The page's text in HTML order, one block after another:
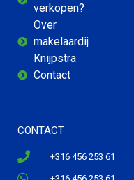
verkopen?
Over
makelaardij
Knijpstra
Contact
CONTACT
+316 456 253 61